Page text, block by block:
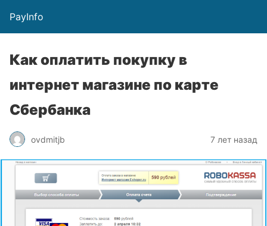
PayInfo
Как оплатить покупку в
интернет магазине по карте
Сбербанка
ovdmitjb 7 лет назад